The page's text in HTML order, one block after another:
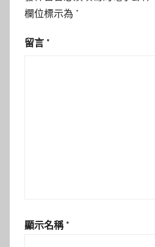
欄位標示為 *
留言 *
顯示名稱 *